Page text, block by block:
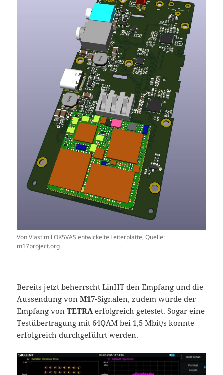
Von Vlastimil OK5VAS entwickelte Leiterplatte, Quelle:
m17project.org
Bereits jetzt beherrscht LinHT den Empfang und die
Aussendung vonM17-Signalen, zudem wurde der
Empfang vonTETRA erfolgreich getestet. Sogar eine
Testübertragung mit 64QAM bei 1,5 Mbit/s konnte
erfolgreich durchgeführt werden.